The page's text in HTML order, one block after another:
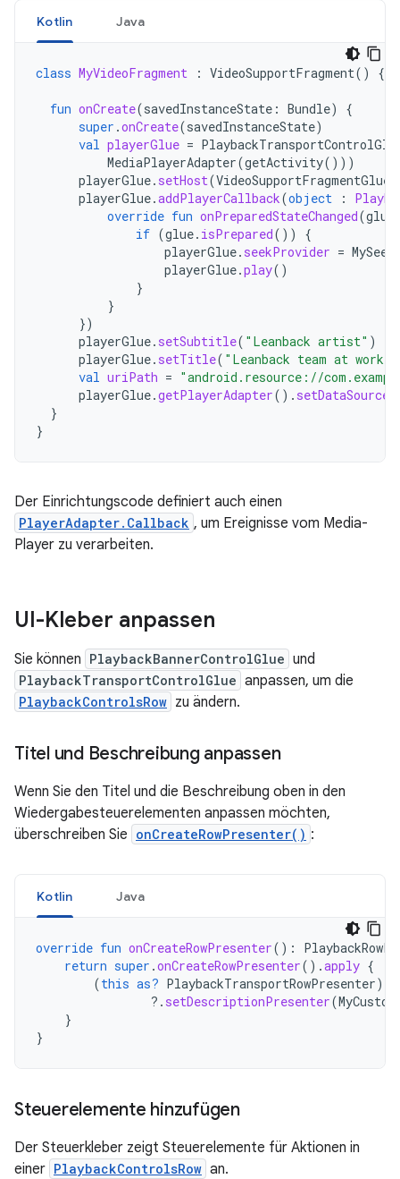
Kotlin Java
class MyVideoFragment : VideoSupportFragment() {
fun onCreate(savedInstanceState : Bundle)
{
super .onCreate(savedInstanceState)
val playerGlue =
MediaPlayerAdapter(getActivity()))
playerGlue. setHost(
playerGlue.addPlayerCallback(object :
override fun onPreparedStateChanged(glue
if (glue. isPrepared())
{
playerGlue. seekProvider =
playerGlue.play()
}
}
})
playerGlue. setSubtitle( "Leanback artist" )
playerGlue. setTitle( "Leanback team at work"
val uriPath = "android.resource://
playerGlue.getPlayerAdapter(). setDataSource
}
}
Der Einrichtungscode definiert auch einen
PlayerAdapter.Callback , um Ereignisse vom Media-
Player zu verarbeiten.
UI-Kleber anpassen
Sie können PlaybackBannerControlGlue und
PlaybackTransportControlGlue anpassen, um die
PlaybackControlsRow zu ändern.
Titel und Beschreibung anpassen
Wenn Sie den Titel und die Beschreibung oben in den
Wiedergabesteuerelementen anpassen möchten,
überschreiben Sie onCreateRowPresenter() :
Kotlin Java
override fun onCreateRowPresenter():
return super .onCreateRowPresenter().apply {
(this as? PlaybackTransportRowPresenter)
?. setDescriptionPresenter(
}
}
Steuerelemente hinzufügen
Der Steuerkleber zeigt Steuerelemente für Aktionen in
einer PlaybackControlsRow an.